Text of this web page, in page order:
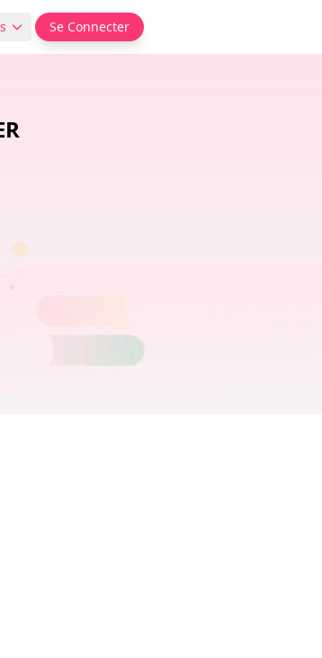
Se Connecter